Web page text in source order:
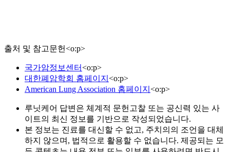
출처 및 참고문헌<o:p>
국가암정보센터<o:p>
대한폐암학회 홈페이지 <o:p>
American Lung Association 홈페이지 <o:p>
루닛케어 답변은 체계적 문헌고찰 또는 공신력 있는 사
이트의 최신 정보를 기반으로 작성되었습니다.
본 정보는 진료를 대신할 수 없고, 주치의의 조언을 대체
하지 않으며, 법적으로 활용할 수 없습니다. 제공되는 모